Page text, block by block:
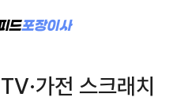
가전 스크래치